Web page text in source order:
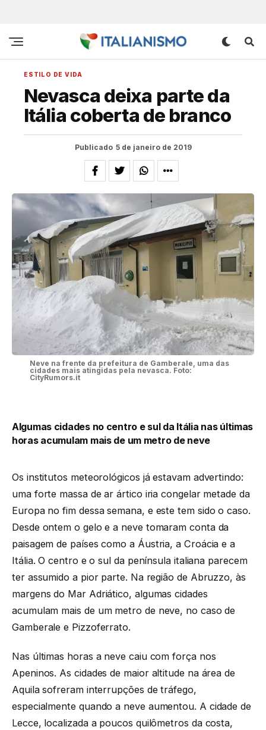
ESTILO DE VIDA
Nevasca deixa parte da
Itália coberta de branco
Publicado 5 de janeiro de 2019
Neve na frente da prefeitura de Gamberale, uma das
cidades mais atingidas pela nevasca. Foto:
CityRumors.it
Algumas cidades no centro e sul da Itália nas últimas
horas acumulam mais de um metro de neve
Os institutos meteorológicos já estavam advertindo:
uma forte massa de ar ártico iria congelar metade da
Europa no fim dessa semana, e este tem sido o caso.
Desde ontem o gelo e a neve tomaram conta da
paisagem de países como a Áustria, a Croácia e a
Itália. O centro e o sul da península italiana parecem
ter assumido a pior parte. Na região de Abruzzo, às
margens do Mar Adriático, algumas cidades
acumulam mais de um metro de neve, no caso de
Gamberale e Pizzoferrato.
Nas últimas horas a neve caiu com força nos
Apeninos. As cidades de maior altitude na área de
Aquila sofreram interrupções de tráfego,
especialmente quando a neve aumentou. A cidade de
Lecce, localizada a poucos quilômetros da costa,